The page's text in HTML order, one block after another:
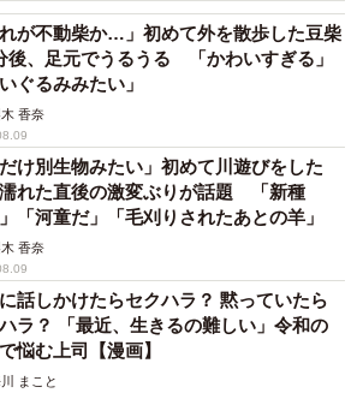
れが不動柴か…」初めて外を散歩した豆柴
後、足元でうるうる 「かわいすぎる」
いぐるみみたい」
香奈
だけ別生物みたい」初めて川遊びをした
れた直後の激変ぶりが話題 「新種
「河童だ」「毛刈りされたあとの羊」
香奈
話しかけたらセクハラ？ 黙っていたら
ラ？ 「最近、生きるの難しい」令和の
悩む上司【漫画】
まこと